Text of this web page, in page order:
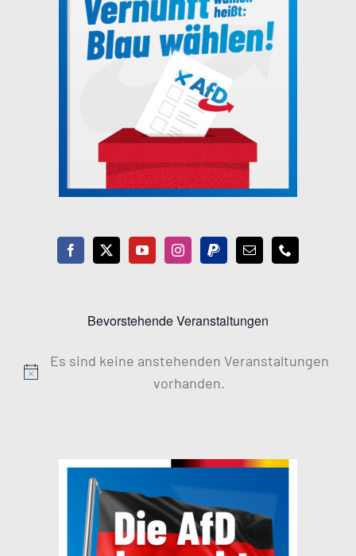
Bevorstehende Veranstaltungen
Hinweis
Es sind keine anstehenden Veranstaltungen
vorhanden.